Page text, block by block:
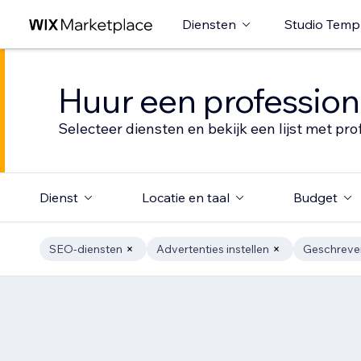
Diensten Studio
Huur een
Selecteer diensten en bekijk een lijst met
Dienst Locatie en taal Budget
SEO-diensten Advertenties instellen